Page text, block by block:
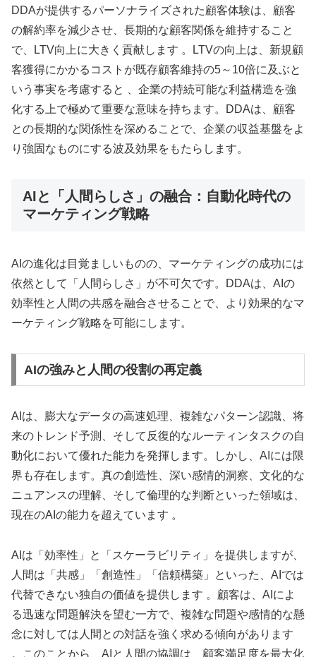
DDAが提供するパーソナライズされた顧客体験は、顧客
の解約率を減少させ、長期的な顧客関係を維持すること
で、LTV向上に大きく貢献します 。LTVの向上は、新規顧
客獲得にかかるコストが既存顧客維持の5～10倍に及ぶと
いう事実を考慮すると 、企業の持続可能な利益構造を強
化する上で極めて重要な意味を持ちます。DDAは、顧客
との長期的な関係性を深めることで、企業の収益基盤をよ
り強固なものにする波及効果をもたらします。
AIと「人間らしさ」の融合：自動化時代の
マーケティング戦略
AIの進化は目覚ましいものの、マーケティングの成功には
依然として「人間らしさ」が不可欠です。DDAは、AIの
効率性と人間の共感を融合させることで、より効果的なマ
ーケティング戦略を可能にします。
AIの強みと人間の役割の再定義
AIは、膨大なデータの高速処理、複雑なパターン認識、将
来のトレンド予測、そして反復的なルーティンタスクの自
動化において優れた能力を発揮します。しかし、AIには限
界も存在します。真の創造性、深い感情的洞察、文化的な
ニュアンスの理解、そして倫理的な判断といった領域は、
現在のAIの能力を超えています 。
AIは「効率性」と「スケーラビリティ」を提供しますが、
人間は「共感」「創造性」「信頼構築」といった、AIでは
代替できない独自の価値を提供します 。顧客は、AIによ
る迅速な問題解決を望む一方で、複雑な問題や感情的な懸
念に対しては人間との対話を強く求める傾向があります
。このことから、AIと人間の協調は、顧客満足度を最大化